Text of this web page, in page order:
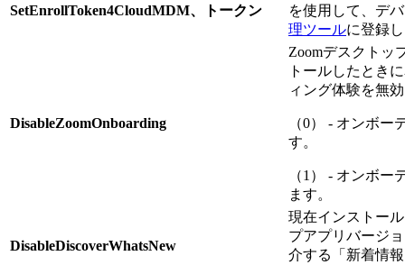
SetEnrollToken4CloudMDM、トークン
を使用して、デ
理ツールに登録
DisableZoomOnboarding
Zoomデスクトッ
トールしたとき
ィング体験を無
（0） - オンボー
す。
（1） - オンボー
ます。
DisableDiscoverWhatsNew
現在インストー
プアプリバージ
介する「新着情